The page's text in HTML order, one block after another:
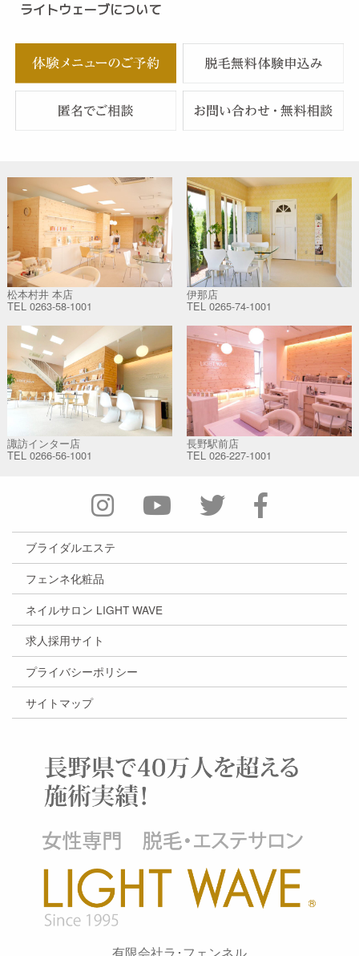
ライトウェーブについて
松本村井 本店
TEL 0263-58-1001
伊那店
TEL 0265-74-1001
諏訪インター店
TEL 0266-56-1001
長野駅前店
TEL 026-227-1001
有限会社ラ･フェンネル
ブライダルエステ
フェンネ化粧品
ネイルサロン LIGHT WAVE
求人採用サイト
プライバシーポリシー
サイトマップ